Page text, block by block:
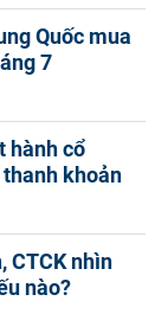
Quốc mua
7
hành cổ
khoản
CTCK nhìn
nào?